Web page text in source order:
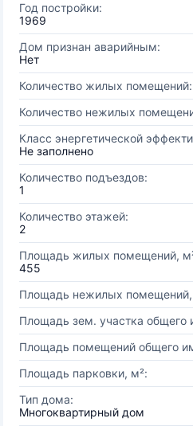
Год постройки:
1969
Дом признан аварийным:
Нет
Количество жилых помещений:
Количество нежилых
Класс энергетической
Не заполнено
Количество подъездов:
1
Количество этажей:
2
Площадь жилых помещений,
455
Площадь нежилых помещений,
Площадь зем. участка общего
Площадь помещений общего
Площадь парковки, м²:
Тип дома:
Многоквартирный дом